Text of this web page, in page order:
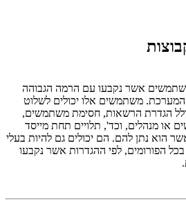
אשר נקבעו עם הרמה הגבוהה
משתמשים אלו יכולים לשלוט
הגדרת הרשאות, חסימת משתמשים,
או מנהלים, וכד', תלויים תחת מייסד
הוא נתן להם. הם יכולים גם להיות בעלי
הפורומים, לפי ההגדרות אשר נקבעו